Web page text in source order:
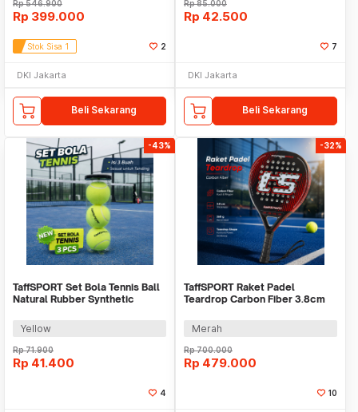
Rp546.900
Rp 399.000
Stok Sisa 1 2
DKI Jakarta
Beli Sekarang
Rp85.000
Rp 42.500
7
DKI Jakarta
Beli Sekarang
-43%
TaffSPORT Set Bola Tennis Ball
Natural Rubber Synthetic
Yellow
Rp71.900
Rp 41.400
4
-32%
TaffSPORT Raket Padel
Teardrop Carbon Fiber 3.8cm
Merah
Rp700.000
Rp 479.000
10